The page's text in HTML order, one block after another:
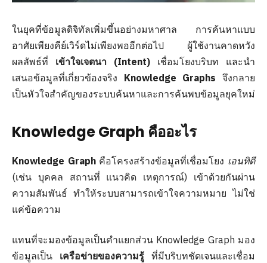
ในยุคที่ข้อมูลดิจิทัลเพิ่มขึ้นอย่างมหาศาล การค้นหาแบบ
อาศัยเพียงคีย์เวิร์ดไม่เพียงพออีกต่อไป ผู้ใช้งานคาดหวัง
ผลลัพธ์ที่ เข้าใจเจตนา (Intent) เชื่อมโยงบริบท และนำ
เสนอข้อมูลที่เกี่ยวข้องจริง Knowledge Graphs จึงกลาย
เป็นหัวใจสำคัญของระบบค้นหาและการค้นพบข้อมูลยุคใหม่
Knowledge Graph คืออะไร
Knowledge Graphคือโครงสร้างข้อมูลที่เชื่อมโยง เอนทิตี
(เช่น บุคคล สถานที่ แนวคิด เหตุการณ์) เข้าด้วยกันผ่าน
ความสัมพันธ์ ทำให้ระบบสามารถเข้าใจความหมาย ไม่ใช่
แค่ข้อความ
แทนที่จะมองข้อมูลเป็นคำแยกส่วน Knowledge Graph มอง
ข้อมูลเป็น เครือข่ายของความรู้ ที่มีบริบทชัดเจนและเชื่อม